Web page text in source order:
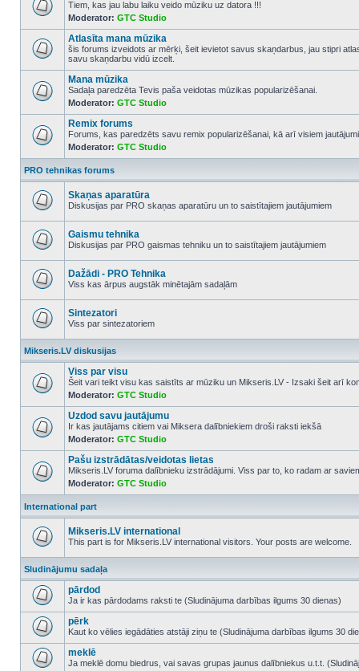
No
unread
posts
Tiem, kas jau labu laiku veido mūziku uz datora !!!
Moderator: GTC Studio
No
unread
posts
Atlasīta mana mūzika
šis forums izveidots ar mērķi, šeit ievietot savus skaņdarbus, jau stipri
savu skaņdarbu vidū izcelt.
No
unread
posts
Mana mūzika
Sadaļa paredzēta Tevis paša veidotas mūzikas popularizēšanai.
Moderator: GTC Studio
No
unread
posts
Remix forums
Forums, kas paredzēts savu remix popularizēšanai, kā arī visiem
Moderator: GTC Studio
PRO tehnikas forums
unread
posts
Skaņas aparatūra
Diskusijas par PRO skaņas aparatūru un to saistītajiem jautājumiem
unread
posts
Gaismu tehnika
Diskusijas par PRO gaismas tehniku un to saistītajiem jautājumiem
unread
posts
Dažādi - PRO Tehnika
Viss kas ārpus augstāk minētajām sadaļām
unread
posts
Sintezatori
Viss par sintezatoriem
Mikseris.LV diskusijas
No
unread
posts
Viss par visu
Šeit vari teikt visu kas saistīts ar mūziku un Mikseris.LV - Izsaki šeit arī
Moderator: GTC Studio
No
unread
posts
Uzdod savu jautājumu
Ir kas jautājams citiem vai Miksera dalībniekiem droši raksti iekšā
Moderator: GTC Studio
No
unread
posts
Pašu izstrādātas/veidotas lietas
Mikseris.LV foruma dalībnieku izstrādājumi. Viss par to, ko radam ar
Moderator: GTC Studio
International part
unread
posts
Mikseris.LV international
This part is for Mikseris.LV international visitors. Your posts are welcome.
Sludinājumu sadaļa
unread
posts
pārdod
Ja ir kas pārdodams raksti te (Sludinājuma darbības ilgums 30 dienas)
unread
posts
pērk
Kaut ko vēlies iegādāties atstāji ziņu te (Sludinājuma darbības ilgums 30
meklē
Ja meklē domu biedrus, vai savas grupas jaunus dalībniekus u.t.t.